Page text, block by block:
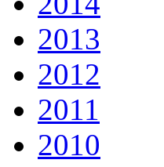
2013
2012
2011
2010